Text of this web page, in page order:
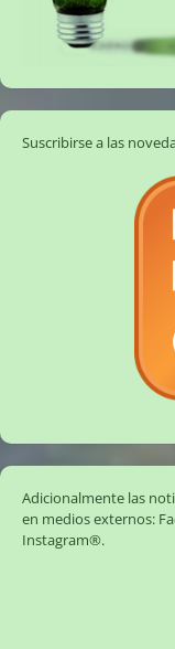
Suscribirse a las
Adicionalmente las
en medios externos:
Instagram®.